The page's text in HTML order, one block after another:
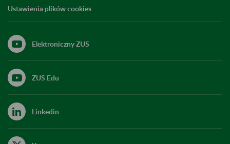
Ustawienia plików cookies
Elektroniczny ZUS
ZUS Edu
Linkedin